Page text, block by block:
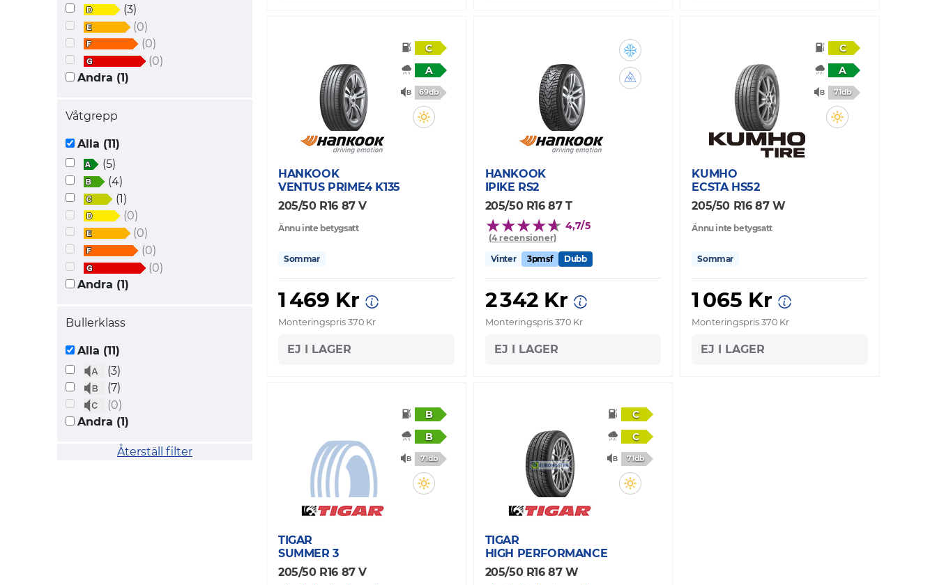
(3)
(0)
(0)
(0)
Andra (1)
Våtgrepp
Alla (11)
(5)
(4)
(1)
(0)
(0)
(0)
(0)
Andra (1)
Bullerklass
Alla (11)
(3)
(7)
(0)
Andra (1)
Återställ filter
C
A
69db
HANKOOK
VENTUS PRIME4 K135
205/50 R16 87 V
Ännu inte betygsatt
Sommar
1 469 Kr
Monteringspris 370 Kr
EJ I LAGER
HANKOOK
IPIKE RS2
205/50 R16 87 T
4,7/5
(4 recensioner)
Vinter
3pmsf Dubb
2 342 Kr
Monteringspris 370 Kr
EJ I LAGER
C
A
71db
KUMHO
ECSTA HS52
205/50 R16 87 W
Ännu inte betygsatt
Sommar
1 065 Kr
Monteringspris 370 Kr
EJ I LAGER
B
B
71db
TIGAR
SUMMER 3
205/50 R16 87 V
C
C
71db
TIGAR
HIGH PERFORMANCE
205/50 R16 87 W